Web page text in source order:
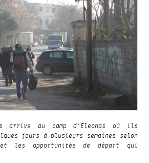
arrive au camp d’Eleonas où ils
jours à plusieurs semaines selon
les opportunités de départ qui